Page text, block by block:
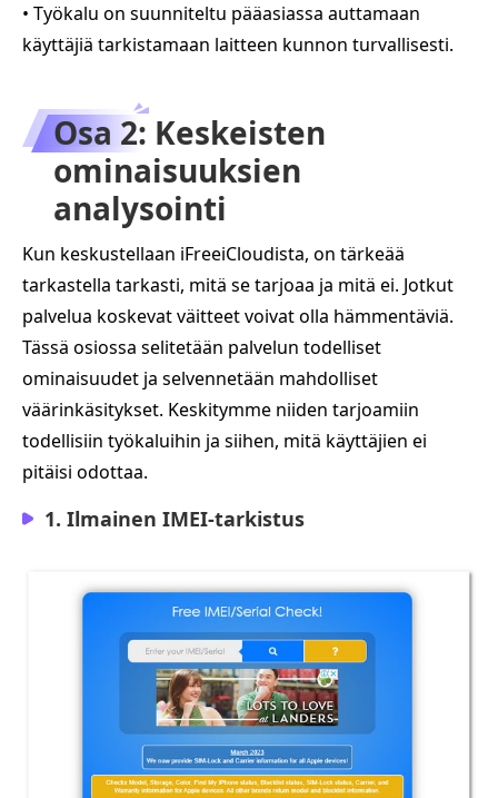
• Työkalu on suunniteltu pääasiassa auttamaan
käyttäjiä tarkistamaan laitteen kunnon turvallisesti.
Osa 2: Keskeisten
ominaisuuksien
analysointi
Kun keskustellaan iFreeiCloudista, on tärkeää
tarkastella tarkasti, mitä se tarjoaa ja mitä ei. Jotkut
palvelua koskevat väitteet voivat olla hämmentäviä.
Tässä osiossa selitetään palvelun todelliset
ominaisuudet ja selvennetään mahdolliset
väärinkäsitykset. Keskitymme niiden tarjoamiin
todellisiin työkaluihin ja siihen, mitä käyttäjien ei
pitäisi odottaa.
1. Ilmainen IMEI-tarkistus